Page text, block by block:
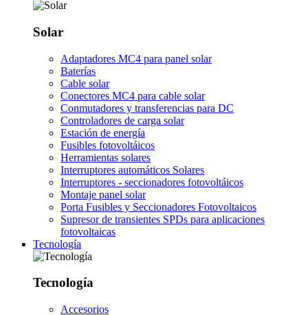
Solar
Adaptadores MC4 para panel solar
Baterías
Cable solar
Conectores MC4 para cable solar
Conmutadores y transferencias para DC
Controladores de carga solar
Estación de energía
Fusibles fotovoltáicos
Herramientas solares
Interruptores automáticos Solares
Interruptores - seccionadores fotovoltáicos
Montaje panel solar
Porta Fusibles y Seccionadores Fotovoltaicos
Supresor de transientes SPDs para aplicaciones
fotovoltaicas
Tecnología
Tecnología
Accesorios